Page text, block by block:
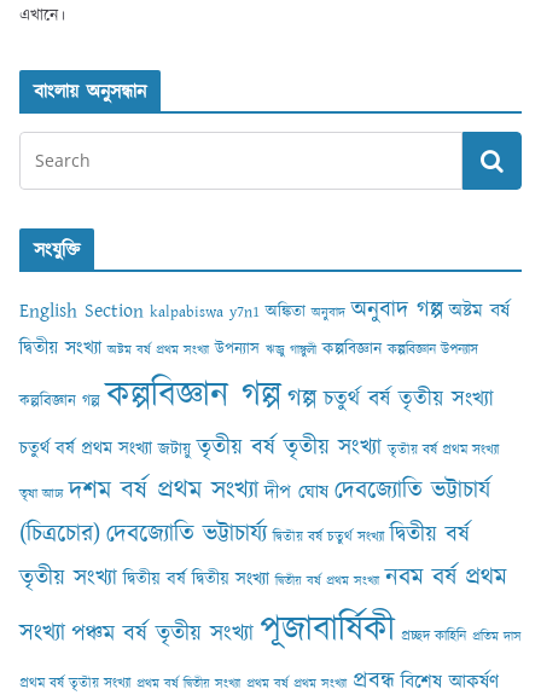
এখানে।
বাংলায় অনুসন্ধান
সংযুক্তি
English Section kalpabiswa y7n1 অঙ্কিতা অনুবাদ অনুবাদ গল্প অষ্টম বর্ষ
দ্বিতীয় সংখ্যা অষ্টম বর্ষ প্রথম সংখ্যা উপন্যাস ঋজু গাঙ্গুলী কল্পবিজ্ঞান কল্পবিজ্ঞান উপন্যাস
কল্পবিজ্ঞান গল্প কল্পবিজ্ঞান গল্পগল্প চতুর্থ বর্ষ তৃতীয় সংখ্যা
চতুর্থ বর্ষ প্রথম সংখ্যা জটায়ু তৃতীয় বর্ষ তৃতীয় সংখ্যা তৃতীয় বর্ষ প্রথম সংখ্যা
তৃষা আঢ‍্য দশম বর্ষ প্রথম সংখ্যা দীপ ঘোষ দেবজ্যোতি ভট্টাচার্য
(চিত্রচোর)দেবজ্যোতি ভট্টাচার্য্য দ্বিতীয় বর্ষ চতুর্থ সংখ্যা দ্বিতীয় বর্ষ
তৃতীয় সংখ্যা দ্বিতীয় বর্ষ দ্বিতীয় সংখ্যা দ্বিতীয় বর্ষ প্রথম সংখ্যা নবম বর্ষ প্রথম
সংখ্যাপঞ্চম বর্ষ তৃতীয় সংখ্যা পূজাবার্ষিকী প্রচ্ছদ কাহিনি প্রতিম দাস
প্রথম বর্ষ তৃতীয় সংখ্যা প্রথম বর্ষ দ্বিতীয় সংখ্যা প্রথম বর্ষ প্রথম সংখ্যা প্রবন্ধ বিশেষ আকর্ষণ